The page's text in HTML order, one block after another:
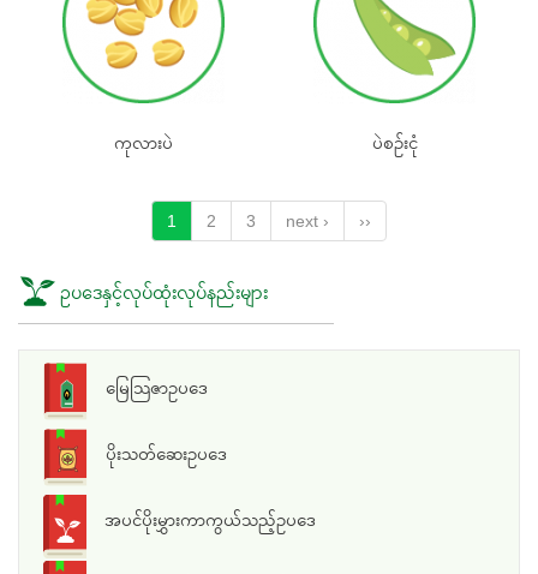
ကုလားပဲ ပဲစဉ်းငုံ
1 2 3 next › ››
ဥပဒေနှင့်လုပ်ထုံးလုပ်နည်းများ
မြေသြဇာဥပဒေ
ပိုးသတ်ဆေးဥပဒေ
အပင်ပိုးမွှားကာကွယ်သည့်ဥပဒေ